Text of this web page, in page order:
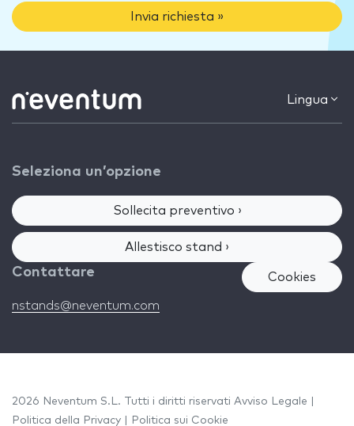
Invia richiesta »
Lingua
Seleziona un’opzione
Sollecita preventivo ›
Allestisco stand ›
Contattare
nstands@neventum.com
Cookies
2026 Neventum S.L. Tutti i diritti riservati Avviso Legale
Politica della Privacy
Politica sui Cookie